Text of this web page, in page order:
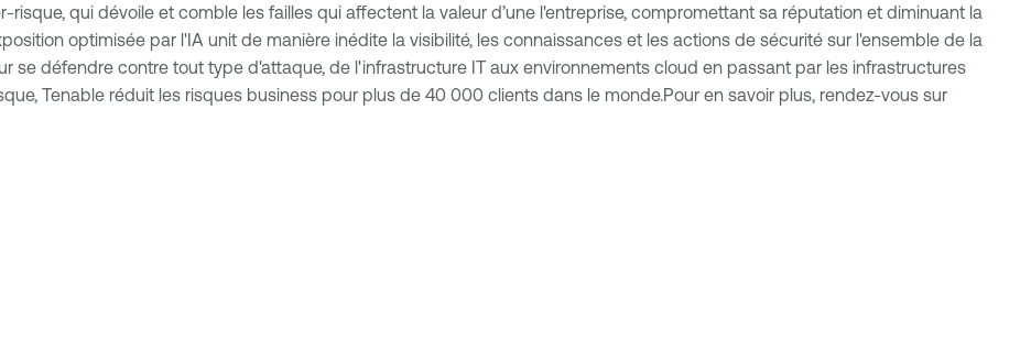
qui dévoile et comble les failles qui affectent la valeur d’une l'entreprise, compromettant sa réputation et diminuant la
optimisée par l'IA unit de manière inédite la visibilité, les connaissances et les actions de sécurité sur l'ensemble de la
se défendre contre tout type d'attaque, de l'infrastructure IT aux environnements cloud en passant par les infrastructures
Tenable réduit les risques business pour plus de 40 000 clients dans le monde.Pour en savoir plus, rendez-vous sur